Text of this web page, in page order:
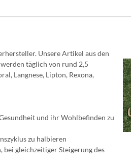
Unsere Artikel aus den
täglich von rund 2,5
Langnese, Lipton, Rexona,
und ihr Wohlbefinden zu
zu halbieren
bei gleichzeitiger Steigerung des